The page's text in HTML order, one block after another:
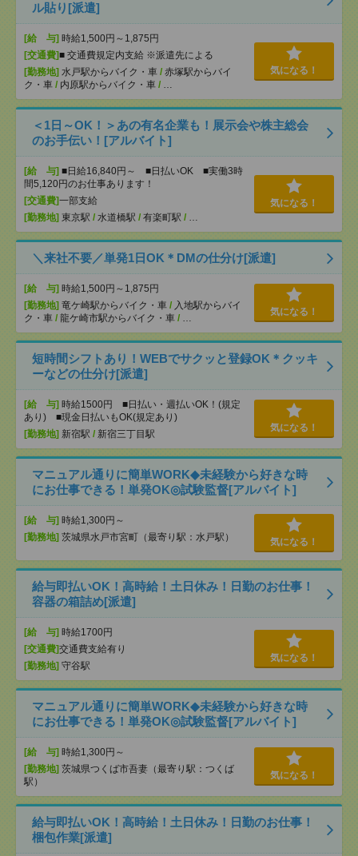
ル貼り[派遣]
[給 与] 時給1,500円～1,875円
[交通費]■ 交通費規定内支給 ※派遣先による
[勤務地] 水戸駅からバイク・車 / 赤塚駅からバイ
ク・車 / 内原駅からバイク・車 / …
気になる！
＜1日～OK！＞あの有名企業も！展示会や株主総会
のお手伝い！[アルバイト]
[給 与] ■日給16,840円～ ■日払いOK ■実働3時
間5,120円のお仕事あります！
[交通費]一部支給
[勤務地] 東京駅 / 水道橋駅 / 有楽町駅 / …
気になる！
＼来社不要／単発1日OK＊DMの仕分け[派遣]
[給 与] 時給1,500円～1,875円
[勤務地] 竜ケ崎駅からバイク・車 / 入地駅からバイ
ク・車 / 龍ケ崎市駅からバイク・車 / …
気になる！
短時間シフトあり！WEBでサクッと登録OK＊クッキ
ーなどの仕分け[派遣]
[給 与] 時給1500円 ■日払い・週払いOK！(規定
あり) ■現金日払いもOK(規定あり)
[勤務地] 新宿駅 / 新宿三丁目駅
気になる！
マニュアル通りに簡単WORK◆未経験から好きな時
にお仕事できる！単発OK◎試験監督[アルバイト]
[給 与] 時給1,300円～
[勤務地] 茨城県水戸市宮町（最寄り駅：水戸駅） 気になる！
給与即払いOK！高時給！土日休み！日勤のお仕事！
容器の箱詰め[派遣]
[給 与] 時給1700円
[交通費]交通費支給有り
[勤務地] 守谷駅
気になる！
マニュアル通りに簡単WORK◆未経験から好きな時
にお仕事できる！単発OK◎試験監督[アルバイト]
[給 与] 時給1,300円～
[勤務地] 茨城県つくば市吾妻（最寄り駅：つくば
駅）
気になる！
給与即払いOK！高時給！土日休み！日勤のお仕事！
梱包作業[派遣]